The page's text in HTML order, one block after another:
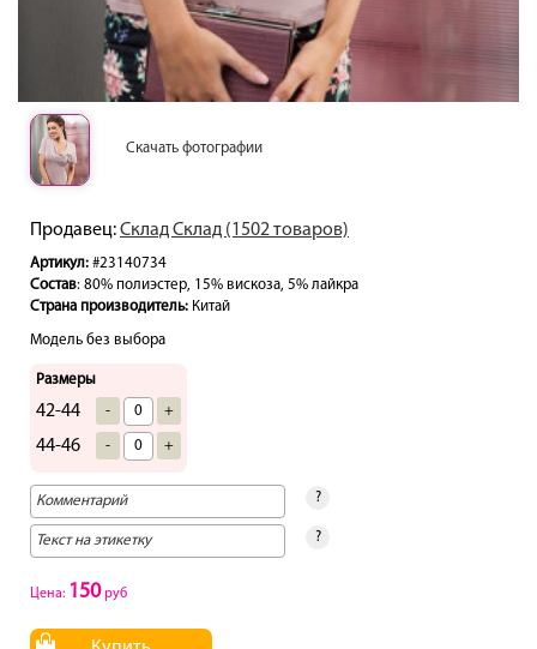
Скачать фотографии
Продавец:Склад Склад (1502 товаров)
Артикул: #23140734
Состав: 80% полиэстер, 15% вискоза, 5% лайкра
Страна производитель: Китай
Модель без выбора
Размеры
42-44 - +
44-46 - +
?
?
Цена: 150руб